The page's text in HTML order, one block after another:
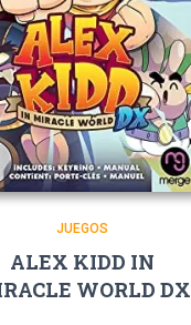
JUEGOS
ALEX KIDD IN
WORLD DX